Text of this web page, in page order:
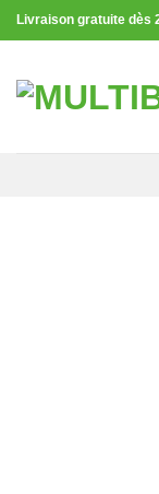
Passer
au
Livraison gratuite